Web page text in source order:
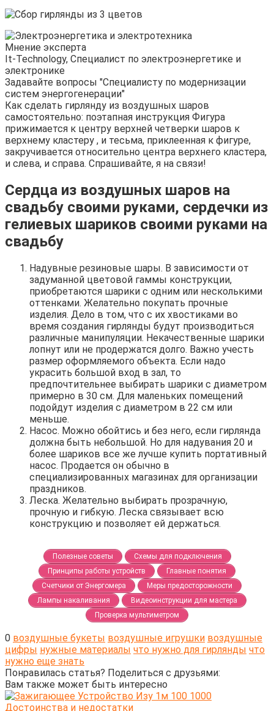
Мнение эксперта
It-Technology, Cпециалист по электроэнергетике и
электронике
Задавайте вопросы "Специалисту по модернизации
систем энергогенерации"
Как сделать гирлянду из воздушных шаров
самостоятельно: поэтапная инструкция Фигура
прижимается к центру верхней четверки шаров к
верхнему кластеру , и тесьма, приклеенная к фигуре,
закручивается относительно центра верхнего кластера,
и слева, и справа. Спрашивайте, я на связи!
Сердца из воздушных шаров на
свадьбу своими руками, сердечки из
гелиевых шариков своими руками на
свадьбу
Надувные резиновые шары. В зависимости от
задуманной цветовой гаммы конструкции,
приобретаются шарики с одним или несколькими
оттенками. Желательно покупать прочные
изделия. Дело в том, что с их хвостиками во
время создания гирлянды будут производиться
различные манипуляции. Некачественные шарики
лопнут или не продержатся долго. Важно учесть
размер оформляемого объекта. Если надо
украсить большой вход в зал, то
предпочтительнее выбирать шарики с диаметром
примерно в 30 см. Для маленьких помещений
подойдут изделия с диаметром в 22 см или
меньше.
Насос. Можно обойтись и без него, если гирлянда
должна быть небольшой. Но для надувания 20 и
более шариков все же лучше купить портативный
насос. Продается он обычно в
специализированных магазинах для организации
праздников.
Леска. Желательно выбирать прозрачную,
прочную и гибкую. Леска связывает всю
конструкцию и позволяет ей держаться.
Полезные советы
Схемы для подключения
Принципы работы устройств
Главные понятия
Счетчики от Энергомера
Меры предосторожности
Лампы накаливания
Видеоинструкции для мастера
Проверка мультиметром
0 воздушные букеты воздушные игрушки воздушные
цифры нужные материалы что нужно для гирлянды что
нужно еще знать
Понравилась статья? Поделиться с друзьями:
Вам также может быть интересно